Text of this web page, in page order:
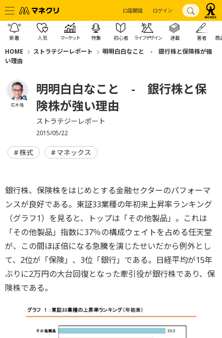
口座開設 ログイン
新着 人気 マーケット 特集 初心者 ライフデザイン 連載 著者 商
HOME ストラテジーレポート
明明白白なこと - 銀行株と保険株が強
い理由
広木 隆
明明白白なこと - 銀行株と保
険株が強い理由
ストラテジーレポート
2015/05/22
株式 マネックス
銀行株、保険株をはじめとする金融セクターのパフォーマ
ンスが良好である。東証33業種の年初来上昇率ランキング
（グラフ1）を見ると、トップは「その他製品」。これは
「その他製品」指数に37％の構成ウェイトを占める任天堂
が、この間ほぼ倍になる急騰を演じたせいだから例外とし
て、2位が「保険」、3位「銀行」である。日経平均が15年
ぶりに2万円の大台回復となった牽引役が銀行株であり、保
険株である。